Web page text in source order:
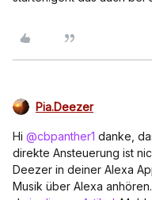
Pia.Deezer
Hi @cbpanther1 danke,
direkte Ansteuerung ist
Deezer in deiner Alexa
Musik über Alexa